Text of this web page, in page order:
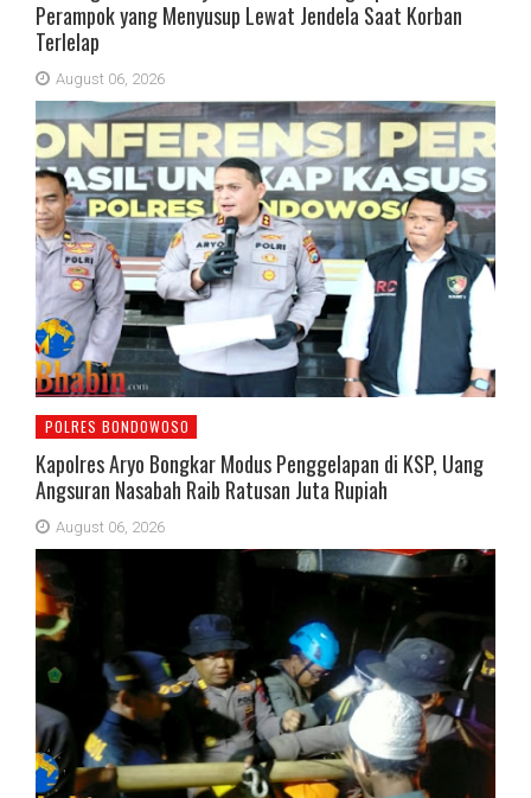
Perampok yang Menyusup Lewat Jendela Saat Korban
Terlelap
August 06, 2026
POLRES BONDOWOSO
Kapolres Aryo Bongkar Modus Penggelapan di KSP, Uang
Angsuran Nasabah Raib Ratusan Juta Rupiah
August 06, 2026